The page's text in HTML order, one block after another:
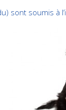
sont soumis à